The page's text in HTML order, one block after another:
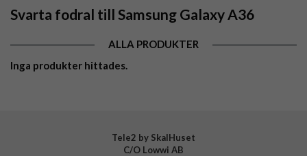
Svarta fodral till Samsung Galaxy A36
ALLA PRODUKTER
Inga produkter hittades.
Tele2 by SkalHuset
C/O Lowwi AB